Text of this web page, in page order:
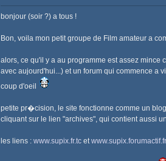
bonjour (soir ?) a tous !
Bon, voila mon petit groupe de Film amateur a
alors, ce qu'il y a au programme est assez
avec aujourd'hui...) et un forum qui commence a
coup d'oeil
petite pr�cision, le site fonctionne comme un
cliquant sur le lien "archives", qui contient aussi
les liens : www.supix.fr.tc etwww.supix.forumactif.fr